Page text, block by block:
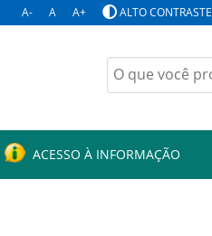
A- A A+ ALTO CONTRASTE
Buscar
por:
ACESSO À INFORMAÇÃO